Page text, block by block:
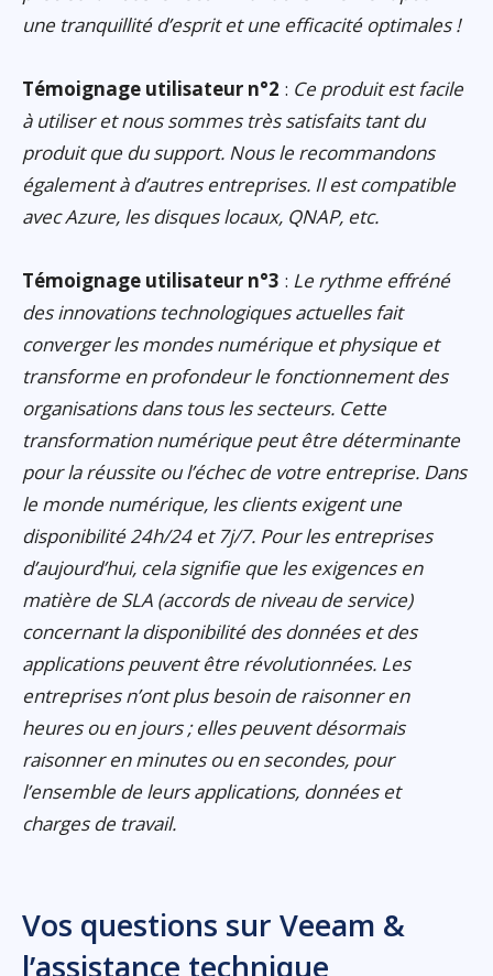
une tranquillité d’esprit et une efficacité optimales !
Témoignage utilisateur n°2 : Ce produit est facile
à utiliser et nous sommes très satisfaits tant du
produit que du support. Nous le recommandons
également à d’autres entreprises. Il est compatible
avec Azure, les disques locaux, QNAP, etc.
Témoignage utilisateur n°3 : Le rythme effréné
des innovations technologiques actuelles fait
converger les mondes numérique et physique et
transforme en profondeur le fonctionnement des
organisations dans tous les secteurs. Cette
transformation numérique peut être déterminante
pour la réussite ou l’échec de votre entreprise. Dans
le monde numérique, les clients exigent une
disponibilité 24h/24 et 7j/7. Pour les entreprises
d’aujourd’hui, cela signifie que les exigences en
matière de SLA (accords de niveau de service)
concernant la disponibilité des données et des
applications peuvent être révolutionnées. Les
entreprises n’ont plus besoin de raisonner en
heures ou en jours ; elles peuvent désormais
raisonner en minutes ou en secondes, pour
l’ensemble de leurs applications, données et
charges de travail.
Vos questions sur Veeam &
l’assistance technique